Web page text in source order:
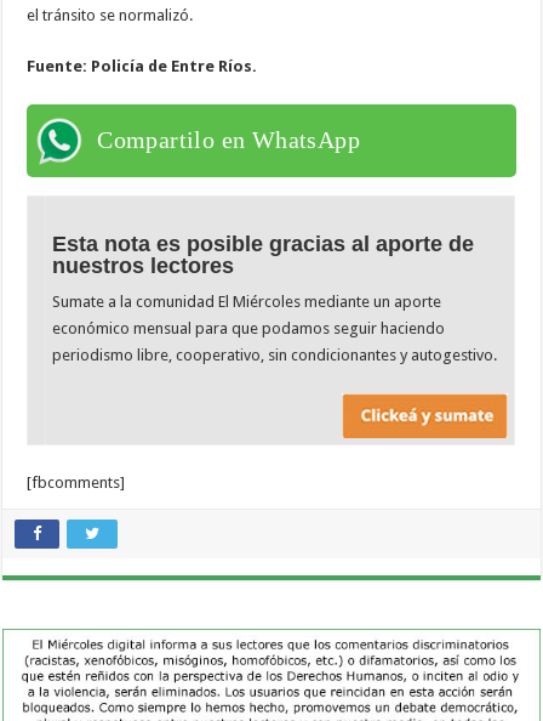
el tránsito se normalizó.
Fuente: Policía de Entre Ríos.
Compartilo en WhatsApp
Esta nota es posible gracias al aporte de
nuestros lectores
Sumate a la comunidad El Miércoles mediante un aporte
económico mensual para que podamos seguir haciendo
periodismo libre, cooperativo, sin condicionantes y autogestivo.
[fbcomments]